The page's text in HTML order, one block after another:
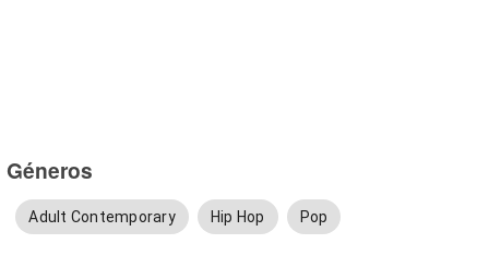
Géneros
Adult Contemporary Hip Hop Pop